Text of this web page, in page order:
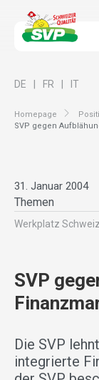
Homepage
SVP gegen
DE FR IT
31. Januar 2004
Themen
Werkplatz Schweiz
SVP
Die SVP
integrierte